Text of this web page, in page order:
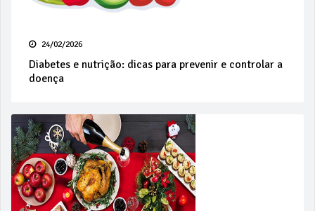
24/02/2026
Diabetes e nutrição: dicas para prevenir e controlar a
doença